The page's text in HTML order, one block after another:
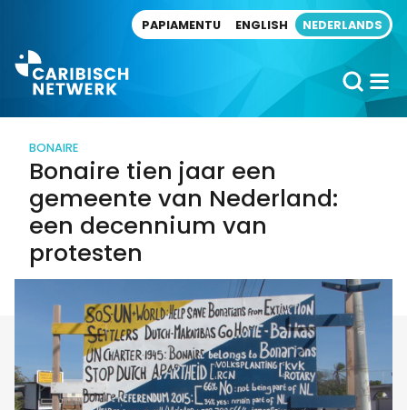
PAPIAMENTU ENGLISH NEDERLANDS
BONAIRE
Bonaire tien jaar een
gemeente van Nederland:
een decennium van
protesten